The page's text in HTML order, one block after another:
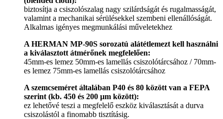
biztosítja a csiszolószalag nagy szilárdságát és rugalmasságát,
valamint a mechanikai sérülésekkel szembeni ellenállóságát.
Alkalmas igényes megmunkálási műveletekhez
A HERMAN MP-90S sorozatú alátétlemezt kell használni
a kiválasztott átmérőnek megfelelően:
45mm-es lemez 50mm-es lamellás csiszolótárcsához / 70mm-
es lemez 75mm-es lamellás csiszolótárcsához
A szemcseméret általában P40 és 80 között van a FEPA
szerint (kb. 450 és 200 µm között):
ez lehetővé teszi a megfelelő eszköz kiválasztását a durva
csiszolástól a finomabb tisztításig.